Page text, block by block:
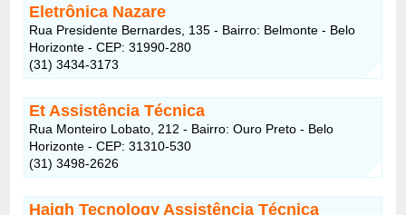
Eletrônica Nazare
Rua Presidente Bernardes, 135 - Bairro: Belmonte - Belo
Horizonte - CEP: 31990-280
(31) 3434-3173
Et Assistência Técnica
Rua Monteiro Lobato, 212 - Bairro: Ouro Preto - Belo
Horizonte - CEP: 31310-530
(31) 3498-2626
Haigh Tecnology Assistência Técnica